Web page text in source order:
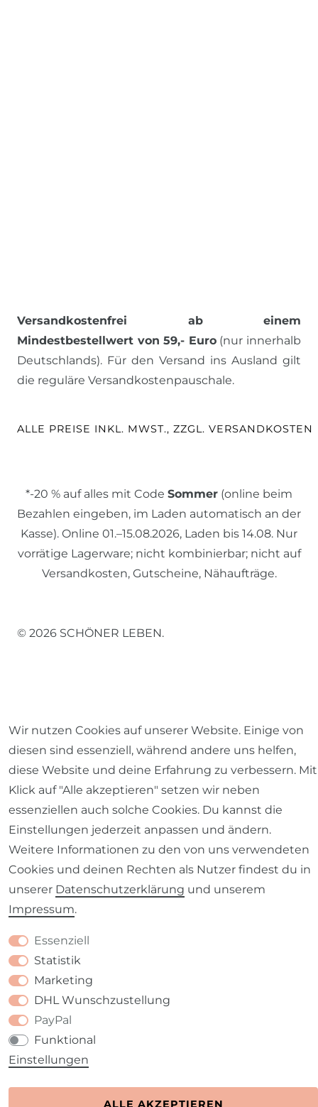
Versandkostenfrei ab einem
Mindestbestellwert von 59,- Euro(nur innerhalb
Deutschlands). Für den Versand ins Ausland gilt
die reguläre Versandkostenpauschale.
ALLE PREISE INKL. MWST., ZZGL. VERSANDKOSTEN
*-20 % auf alles mit Code Sommer (online beim
Bezahlen eingeben, im Laden automatisch an der
Kasse). Online 01.–15.08.2026, Laden bis 14.08. Nur
vorrätige Lagerware; nicht kombinierbar; nicht auf
Versandkosten, Gutscheine, Nähaufträge.
© 2026 SCHÖNER LEBEN.
Impressum Daten­schutz­erklärung AGB
VERTRAG WIDERRUFEN
Wir nutzen Cookies auf unserer Website. Einige von
diesen sind essenziell, während andere uns helfen,
diese Website und deine Erfahrung zu verbessern. Mit
Klick auf "Alle akzeptieren" setzen wir neben
essenziellen auch solche Cookies. Du kannst die
Einstellungen jederzeit anpassen und ändern.
Weitere Informationen zu den von uns verwendeten
Cookies und deinen Rechten als Nutzer findest du in
unserer Daten­schutz­erklärung und unserem
Impressum.
Essenziell
Statistik
Marketing
DHL Wunschzustellung
PayPal
Funktional
Einstellungen
ALLE AKZEPTIEREN